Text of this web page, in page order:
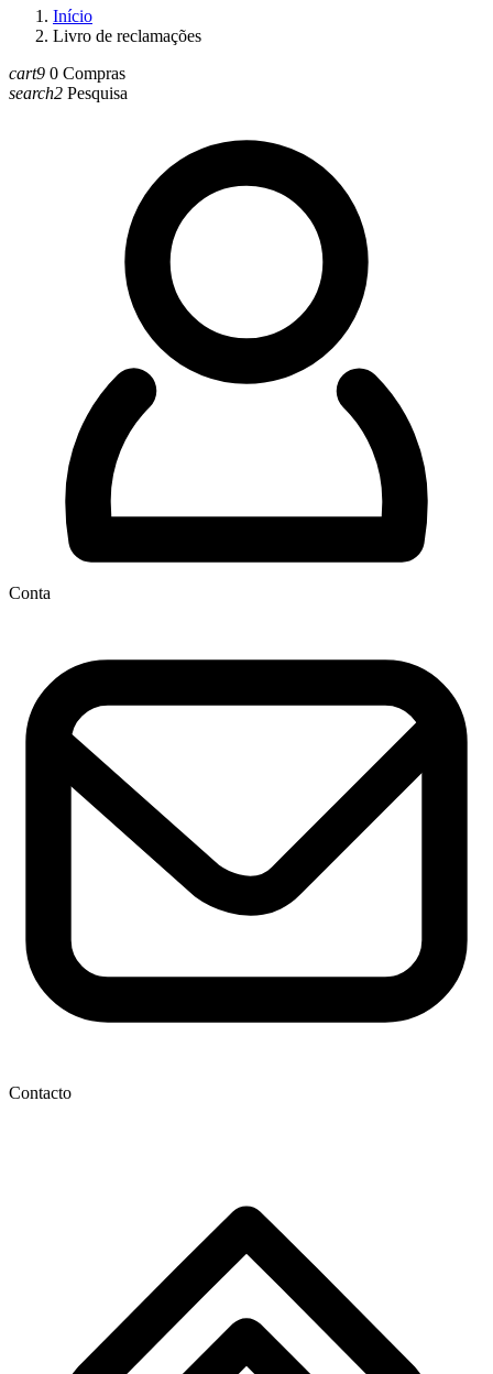
Início
Livro de reclamações
cart9 0 Compras
search2 Pesquisa
Conta
Contacto